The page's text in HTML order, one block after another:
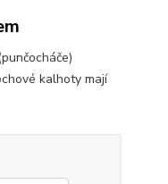
kalhoty mají